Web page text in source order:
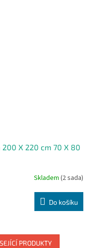
X 220 cm 70 X 80
Skladem (2 sada)
Do košíku
PRODUKTY